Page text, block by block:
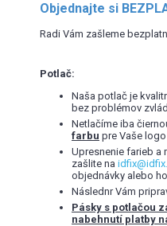
Objednajte si
Radi Vám zašleme
Potlač:
Naša potlač je
bez problémov
Netlačíme iba
farbu pre Vaše
Upresnenie farieb a
zašlite na
objednávky alebo
Následnr Vám
Pásky s potlačou
nabehnutí platby